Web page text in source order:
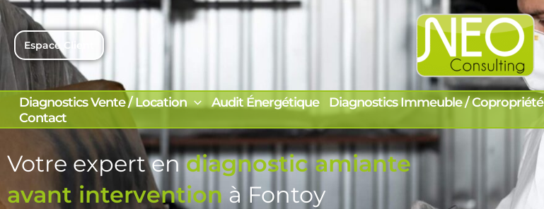
Aller
au
contenuEspace Client
Diagnostics Vente / Location Audit Énergétique Diagnostics Immeuble / Copropriété
Contact
Votre expert endiagnostic amiante
avant intervention à Fontoy